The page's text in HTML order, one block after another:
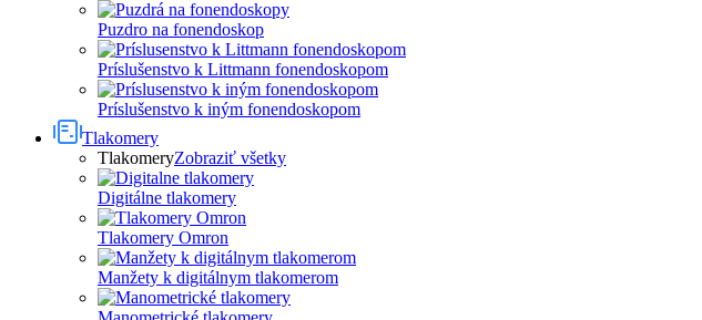
Puzdro na fonendoskop
Príslušenstvo k Littmann fonendoskopom
Príslušenstvo k iným fonendoskopom
Tlakomery
TlakomeryZobraziť všetky
Digitálne tlakomery
Tlakomery Omron
Manžety k digitálnym tlakomerom